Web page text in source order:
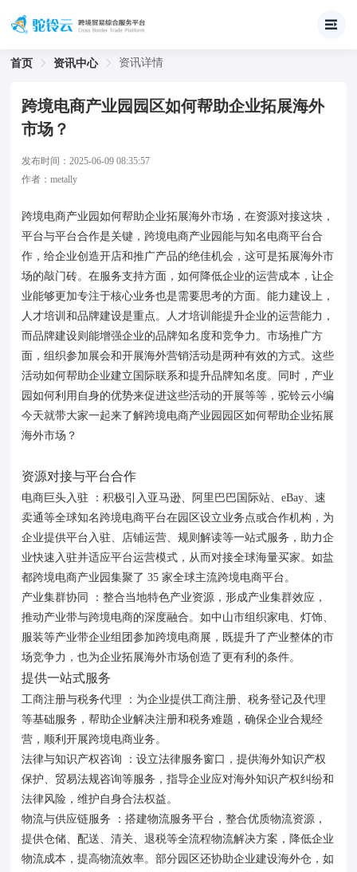
首页 资讯中心 资讯详情
跨境电商产业园园区如何帮助企业拓展海外
市场？
发布时间：2025-06-09 08:35:57
作者：metally
跨境电商产业园如何帮助企业拓展海外市场，在资源对接这块，
平台与平台合作是关键，跨境电商产业园能与知名电商平台合
作，给企业创造开店和推广产品的绝佳机会，这可是拓展海外市
场的敲门砖。在服务支持方面，如何降低企业的运营成本，让企
业能够更加专注于核心业务也是需要思考的方面。能力建设上，
人才培训和品牌建设是重点。人才培训能提升企业的运营能力，
而品牌建设则能增强企业的品牌知名度和竞争力。市场推广方
面，组织参加展会和开展海外营销活动是两种有效的方式。这些
活动如何帮助企业建立国际联系和提升品牌知名度。同时，产业
园如何利用自身的优势来促进这些活动的开展等等，驼铃云小编
今天就带大家一起来了解跨境电商产业园园区如何帮助企业拓展
海外市场？
资源对接与平台合作
电商巨头入驻 ：积极引入亚马逊、阿里巴巴国际站、eBay、速
卖通等全球知名跨境电商平台在园区设立业务点或合作机构，为
企业提供平台入驻、店铺运营、规则解读等一站式服务，助力企
业快速入驻并适应平台运营模式，从而对接全球海量买家。如盐
都跨境电商产业园集聚了 35 家全球主流跨境电商平台。
产业集群协同 ：整合当地特色产业资源，形成产业集群效应，
推动产业带与跨境电商的深度融合。如中山市组织家电、灯饰、
服装等产业带企业组团参加跨境电商展，既提升了产业整体的市
场竞争力，也为企业拓展海外市场创造了更有利的条件。
提供一站式服务
工商注册与税务代理 ：为企业提供工商注册、税务登记及代理
等基础服务，帮助企业解决注册和税务难题，确保企业合规经
营，顺利开展跨境电商业务。
法律与知识产权咨询 ：设立法律服务窗口，提供海外知识产权
保护、贸易法规咨询等服务，指导企业应对海外知识产权纠纷和
法律风险，维护自身合法权益。
物流与供应链服务 ：搭建物流服务平台，整合优质物流资源，
提供仓储、配送、清关、退税等全流程物流解决方案，降低企业
物流成本，提高物流效率。部分园区还协助企业建设海外仓，如